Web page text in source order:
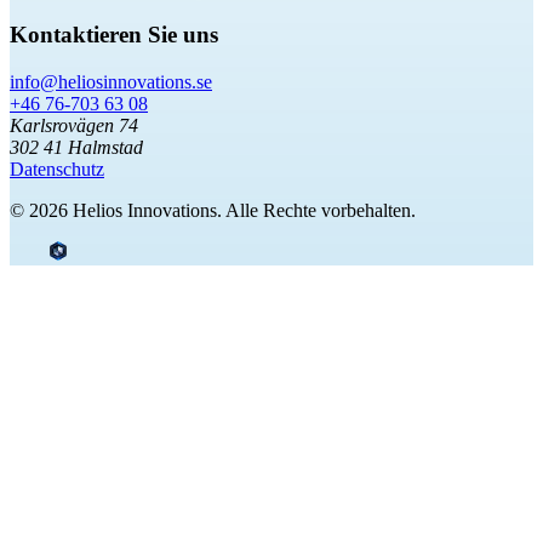
Kontaktieren Sie uns
info@heliosinnovations.se
+46 76-703 63 08
Karlsrovägen 74
302 41 Halmstad
Datenschutz
© 2026 Helios Innovations. Alle Rechte vorbehalten.